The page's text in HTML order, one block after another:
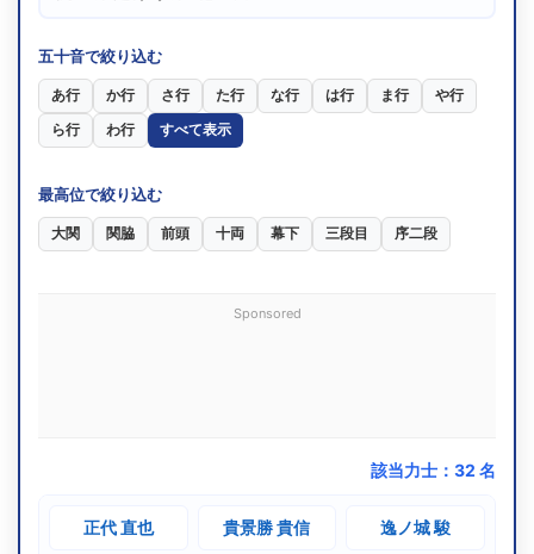
五十音で絞り込む
あ行 か行 さ行 た行 な行 は行 ま行
や行
ら行
わ行 すべて表示
最高位で絞り込む
大関 関脇 前頭 十両 幕下 三段目 序二段
Sponsored
該当力士： 32 名
正代 直也 貴景勝 貴信 逸ノ城 駿